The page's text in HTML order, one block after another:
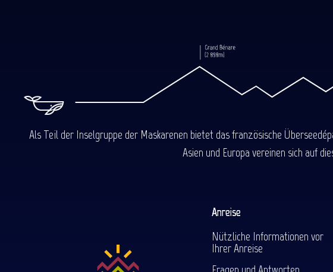
Als Teil der Inselgruppe der Maskarenen bietet das französische
Asien und Europa vereinen sich auf
Anreise
Nützliche Informationen vor
Ihrer Anreise